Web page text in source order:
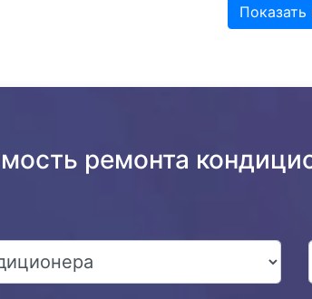
Показать
ремонта